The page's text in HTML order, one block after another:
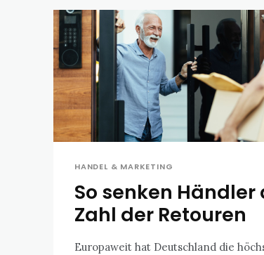
HANDEL & MARKETING
So senken Händler
Zahl der Retouren
Europaweit hat Deutschland die